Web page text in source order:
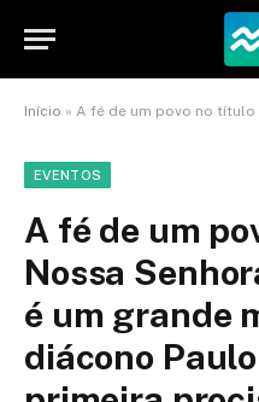
Início » A fé de um povo no título de Nossa Senhora de
EVENTOS
A fé de um
Nossa
é um grande
diácono